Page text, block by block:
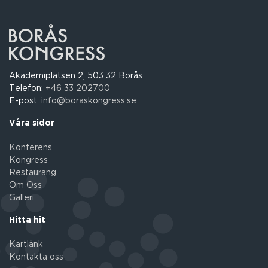
Akademiplatsen 2, 503 32 Borås
Telefon: +46 33 202700
E-post: info@boraskongress.se
Våra sidor
Konferens
Kongress
Restaurang
Om Oss
Galleri
Hitta hit
Kartlänk
Kontakta oss